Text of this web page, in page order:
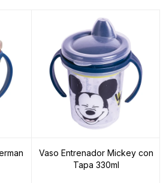
Vaso Entrenador Mickey con
Tapa 330ml